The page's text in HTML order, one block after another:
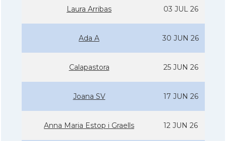
Laura Arribas 03 JUL 26
Ada A 30 JUN 26
Calapastora 25 JUN 26
Joana SV 17 JUN 26
Anna Maria Estop i Graells 12 JUN 26